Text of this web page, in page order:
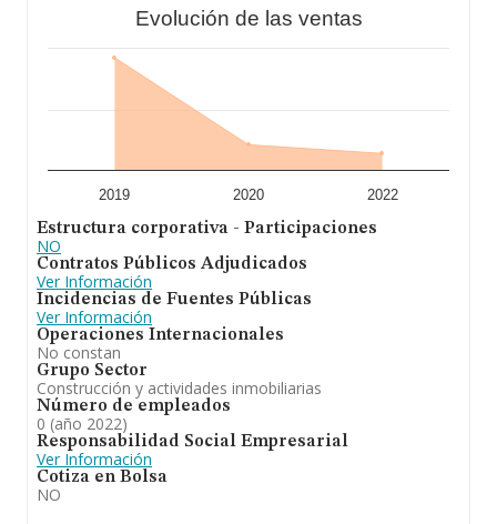
Evolución de las ventas
2019 2020 2022
Estructura corporativa - Participaciones
NO
Contratos Públicos Adjudicados
Ver Información
Incidencias de Fuentes Públicas
Ver Información
Operaciones Internacionales
No constan
Grupo Sector
Construcción y actividades inmobiliarias
Número de empleados
0 (año 2022)
Responsabilidad Social Empresarial
Ver Información
Cotiza en Bolsa
NO